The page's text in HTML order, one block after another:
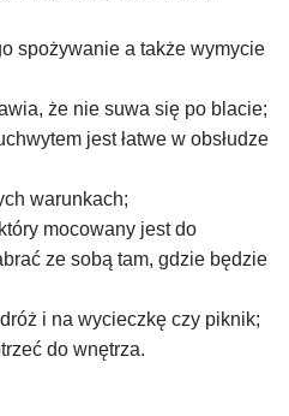
spożywanie a także wymycie
że nie suwa się po blacie;
jest łatwe w obsłudze
warunkach;
mocowany jest do
ze sobą tam, gdzie będzie
i na wycieczkę czy piknik;
do wnętrza.